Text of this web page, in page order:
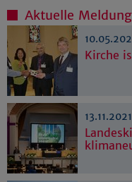
Aktuelle
Kirche
13.11.2021